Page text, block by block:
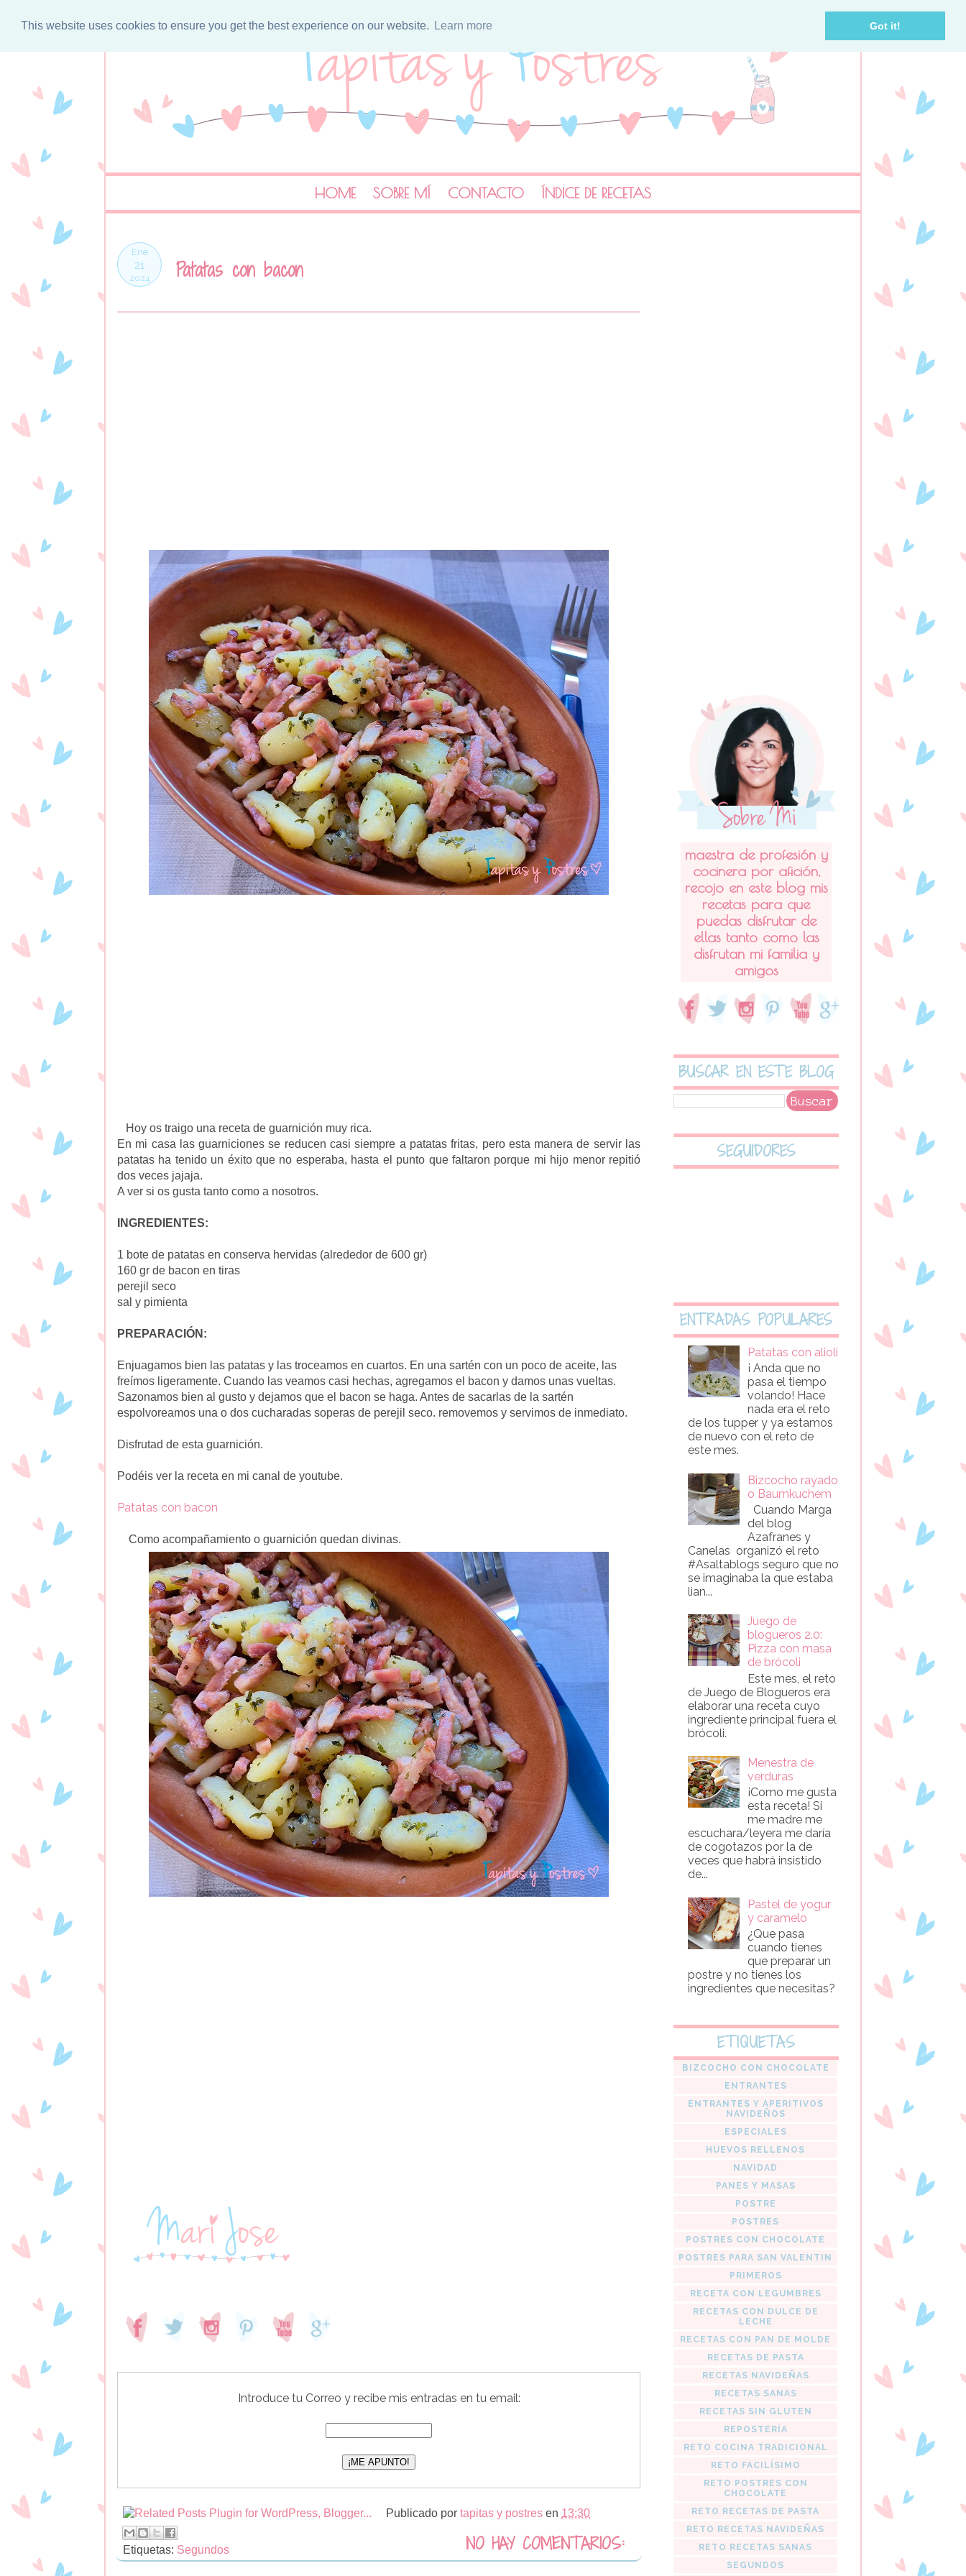
This website uses cookies to ensure you get the best experience on our website. Learn more Got it!
HOME SOBRE MÍ CONTACTO ÍNDICE DE RECETAS
Ene
21
2024 Patatas con bacon
Hoy os traigo una receta de guarnición muy rica.
En mi casa las guarniciones se reducen casi siempre a patatas fritas, pero esta manera de servir las
patatas ha tenido un éxito que no esperaba, hasta el punto que faltaron porque mi hijo menor repitió
dos veces jajaja.
A ver si os gusta tanto como a nosotros.
INGREDIENTES:
1 bote de patatas en conserva hervidas (alrededor de 600 gr)
160 gr de bacon en tiras
perejil seco
sal y pimienta
PREPARACIÓN:
Enjuagamos bien las patatas y las troceamos en cuartos. En una sartén con un poco de aceite, las
freímos ligeramente. Cuando las veamos casi hechas, agregamos el bacon y damos unas vueltas.
Sazonamos bien al gusto y dejamos que el bacon se haga. Antes de sacarlas de la sartén
espolvoreamos una o dos cucharadas soperas de perejil seco. removemos y servimos de inmediato.
Disfrutad de esta guarnición.
Podéis ver la receta en mi canal de youtube.
Patatas con bacon
Como acompañamiento o guarnición quedan divinas.
Introduce tu Correo y recibe mis entradas en tu email:
Publicado por tapitas y postres en 13:30
NO HAY COMENTARIOS:
Etiquetas: Segundos
maestra de profesión y
cocinera por afición,
recojo en este blog mis
recetas para que
puedas disfrutar de
ellas tanto como las
disfrutan mi familia y
amigos
BUSCAR EN ESTE BLOG
SEGUIDORES
ENTRADAS POPULARES
Patatas con alioli
¡ Anda que no
pasa el tiempo
volando! Hace
nada era el reto
de los tupper y ya estamos
de nuevo con el reto de
este mes.
Bizcocho rayado
o Baumkuchem
Cuando Marga
del blog
Azafranes y
Canelas organizó el reto
#Asaltablogs seguro que no
se imaginaba la que estaba
lian...
Juego de
blogueros 2.0:
Pizza con masa
de brócoli
Este mes, el reto
de Juego de Blogueros era
elaborar una receta cuyo
ingrediente principal fuera el
brócoli.
Menestra de
verduras
¡Como me gusta
esta receta! Si
me madre me
escuchara/leyera me daría
de cogotazos por la de
veces que habrá insistido
de...
Pastel de yogur
y caramelo
¿Que pasa
cuando tienes
que preparar un
postre y no tienes los
ingredientes que necesitas?
ETIQUETAS
BIZCOCHO CON CHOCOLATE
ENTRANTES
ENTRANTES Y APERITIVOS
NAVIDEÑOS
ESPECIALES
HUEVOS RELLENOS
NAVIDAD
PANES Y MASAS
POSTRE
POSTRES
POSTRES CON CHOCOLATE
POSTRES PARA SAN VALENTIN
PRIMEROS
RECETA CON LEGUMBRES
RECETAS CON DULCE DE
LECHE
RECETAS CON PAN DE MOLDE
RECETAS DE PASTA
RECETAS NAVIDEÑAS
RECETAS SANAS
RECETAS SIN GLUTEN
REPOSTERÍA
RETO COCINA TRADICIONAL
RETO FACILÍSIMO
RETO POSTRES CON
CHOCOLATE
RETO RECETAS DE PASTA
RETO RECETAS NAVIDEÑAS
RETO RECETAS SANAS
SEGUNDOS